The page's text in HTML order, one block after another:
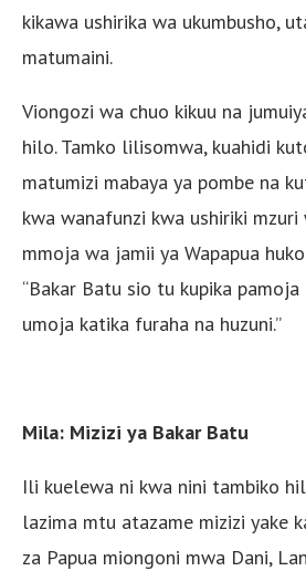
kikawa ushirika wa ukumbusho,
matumaini.
Viongozi wa chuo kikuu na
hilo. Tamko lilisomwa, kuahidi
matumizi mabaya ya pombe na
kwa wanafunzi kwa ushiriki
mmoja wa jamii ya Wapapua
“Bakar Batu sio tu kupika
umoja katika furaha na huzuni.”
Mila: Mizizi ya Bakar Batu
Ili kuelewa ni kwa nini tambiko
lazima mtu atazame mizizi yake
za Papua miongoni mwa Dani,